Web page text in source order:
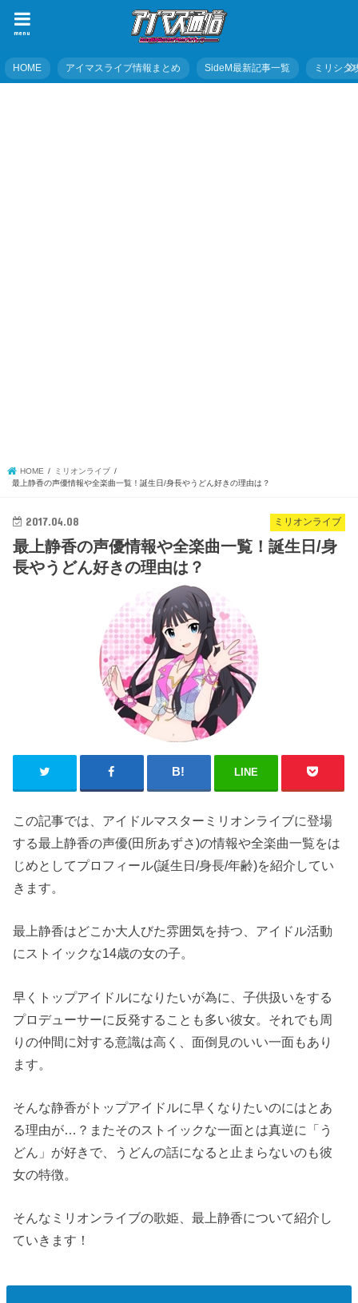
menu
HOME アイマスライブ情報まとめ SideM最新記事一覧 ミリシタ
HOME
ミリオンライブ
最上静香の声優情報や全楽曲一覧！誕生日/身長やうどん好きの理由は？
ミリオンライブ
2017.04.08
最上静香の声優情報や全楽曲一覧！誕生日/身
長やうどん好きの理由は？
LINE
この記事では、アイドルマスターミリオンライブに登場
する最上静香の声優(田所あずさ)の情報や全楽曲一覧をは
じめとしてプロフィール(誕生日/身長/年齢)を紹介してい
きます。
最上静香はどこか大人びた雰囲気を持つ、アイドル活動
にストイックな14歳の女の子。
早くトップアイドルになりたいが為に、子供扱いをする
プロデューサーに反発することも多い彼女。それでも周
りの仲間に対する意識は高く、面倒見のいい一面もあり
ます。
そんな静香がトップアイドルに早くなりたいのにはとあ
る理由が…？またそのストイックな一面とは真逆に「う
どん」が好きで、うどんの話になると止まらないのも彼
女の特徴。
そんなミリオンライブの歌姫、最上静香について紹介し
ていきます！